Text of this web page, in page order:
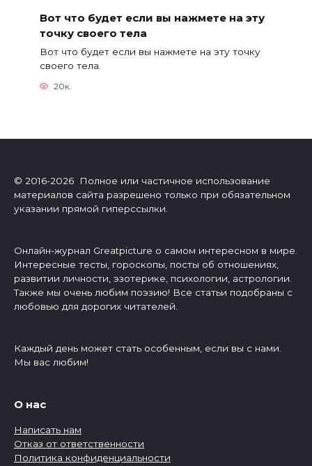
Вот что будет если вы нажмете на эту
точку своего тела
Вот что будет если вы нажмете на эту точку
своего тела.
20к.
© 2016-2026 Полное или частичное использование
материалов сайта разрешено только при обязательном
указании прямой гиперссылки.
Онлайн-журнал Greatpicture о самом интересном в мире.
Интересные тесты, гороскопы, посты об отношениях,
развитии личности, эзотерике, психологии, астрологии.
Также мы очень любим поэзию! Все статьи подобраны с
любовью для дорогих читателей.
Каждый день может стать особенным, если вы с нами.
Мы вас любим!
О нас
Написать нам
Отказ от ответственности
Политика конфиденциальности